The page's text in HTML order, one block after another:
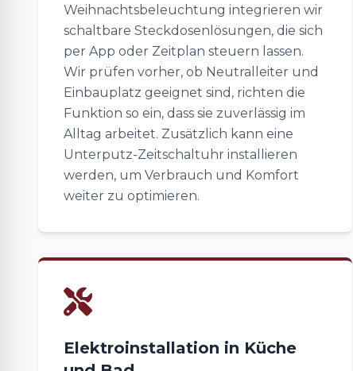
Weihnachtsbeleuchtung integrieren wir
schaltbare Steckdosenlösungen, die sich
per App oder Zeitplan steuern lassen.
Wir prüfen vorher, ob Neutralleiter und
Einbauplatz geeignet sind, richten die
Funktion so ein, dass sie zuverlässig im
Alltag arbeitet. Zusätzlich kann eine
Unterputz-Zeitschaltuhr installieren
werden, um Verbrauch und Komfort
weiter zu optimieren.
Elektroinstallation in Küche